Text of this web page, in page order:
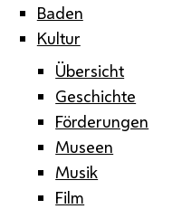
Baden
Kultur
Übersicht
Geschichte
Förderungen
Museen
Musik
Film